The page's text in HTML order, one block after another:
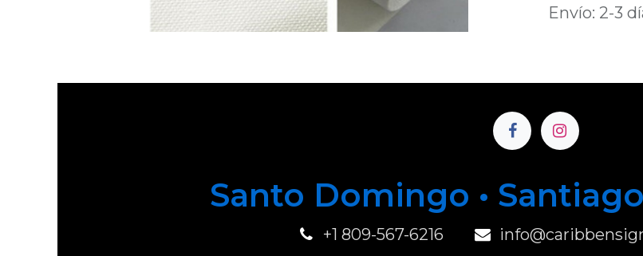
Envío: 2-3
Santo Domingo • Santiago
+1 809-567-6216